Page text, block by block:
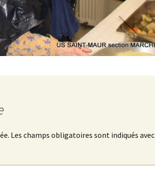
Les champs obligatoires sont indiqués avec